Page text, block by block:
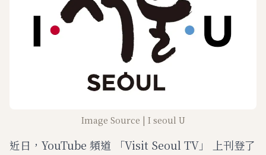
Image Source | I seoul U
近日，YouTube 頻道 「Visit Seoul TV」 上刊登了